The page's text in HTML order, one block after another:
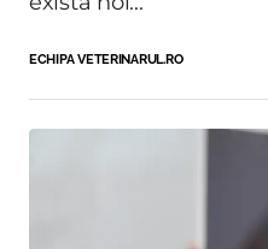
ECHIPA VETERINARUL.RO